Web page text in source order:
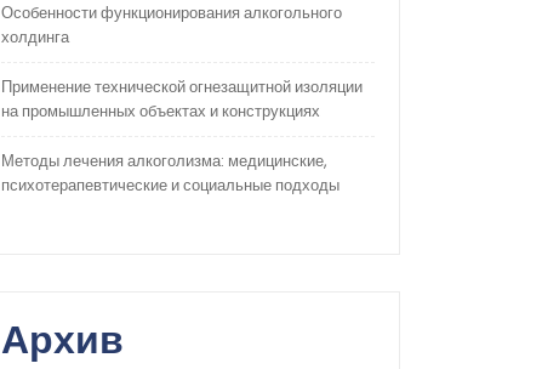
Особенности функционирования алкогольного
холдинга
Применение технической огнезащитной изоляции
на промышленных объектах и конструкциях
Методы лечения алкоголизма: медицинские,
психотерапевтические и социальные подходы
Архив